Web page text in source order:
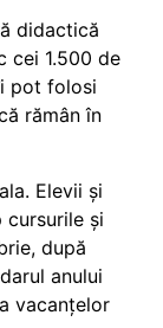
didactică
cei 1.500 de
pot folosi
rămân în
Elevii și
și
după
anului
vacanțelor